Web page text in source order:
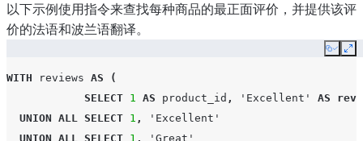
以下示例使用指令来查找每种商品的最正面评价，并提供该评
价的法语和波兰语翻译。
Copy
WITH reviews AS
(
SELECT 1 AS product_id , 'Excellent' AS
UNION ALL SELECT 1 ,
'Excellent'
UNION ALL SELECT 1 ,
'Great'